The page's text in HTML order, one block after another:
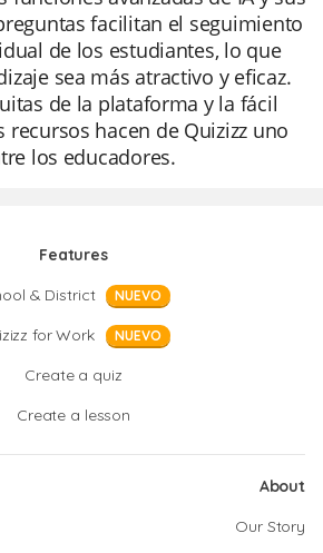
facilitan el seguimiento
de los estudiantes, lo que
sea más atractivo y eficaz.
de la plataforma y la fácil
recursos hacen de Quizizz uno
los educadores.
Features
& District
NUEVO
for Work NUEVO
Create a quiz
Create a lesson
About
Our Story